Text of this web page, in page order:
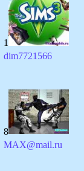
1
dim7721566
8
MAX@mail.ru